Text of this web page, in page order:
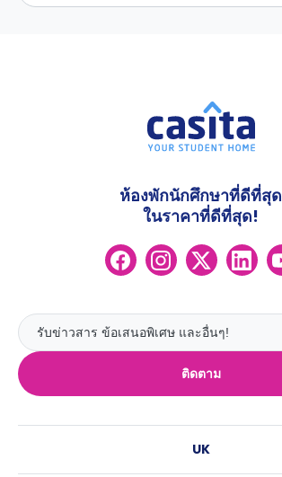
ติดตาม
ห้องพักนักศึกษาที่ดีที่สุด
ในราคาที่ดีที่สุด!
UK